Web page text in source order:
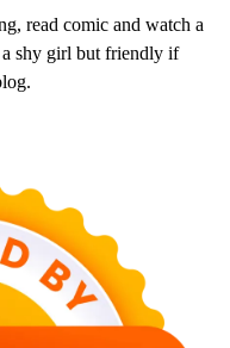
read comic and watch a
a shy girl but friendly if